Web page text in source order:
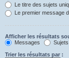
Le titre des sujets
Le premier message
Afficher les résultats
Messages
Sujets
Trier les résultats par :